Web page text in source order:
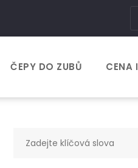
ČEPY DO ZUBŮ CENA